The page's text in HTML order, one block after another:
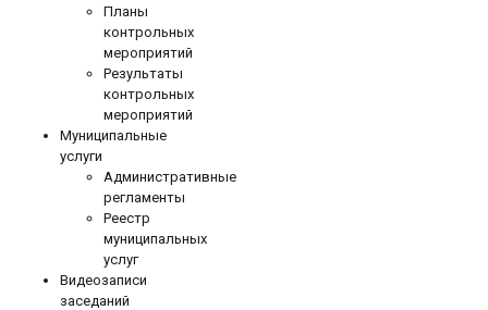
Планы
контрольных
мероприятий
Результаты
контрольных
мероприятий
Муниципальные
услуги
Административные
регламенты
Реестр
муниципальных
услуг
Видеозаписи
заседаний